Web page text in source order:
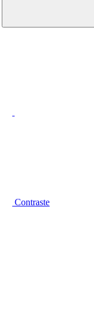
Contraste